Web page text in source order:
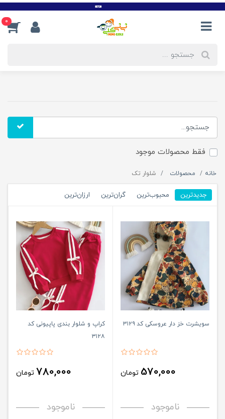
0
فقط محصولات موجود
خانه محصولات شلوار تک
جدیدترین محبوب‌ترین گران‌ترین ارزان‌ترین
سویشرت خز دار عروسکی کد ۳۱۲۹
570,000 تومان
ناموجود
کراپ و شلوار بندی پاپیونی کد
۳۱۲۸
780,000 تومان
ناموجود